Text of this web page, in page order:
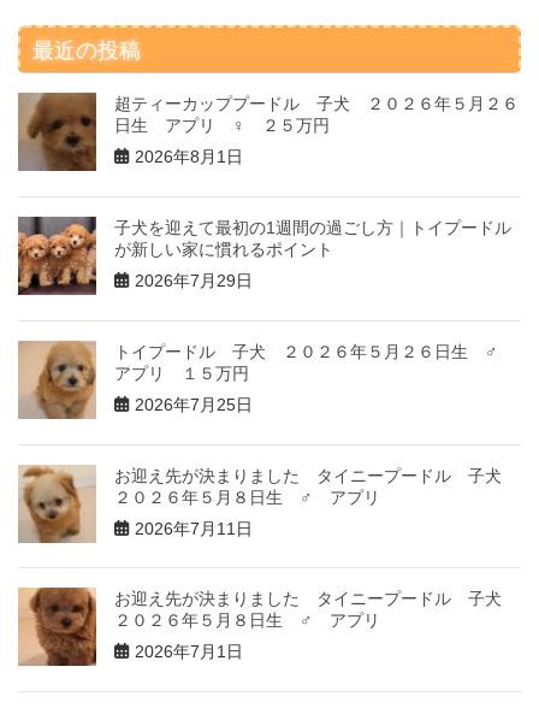
最近の投稿
超ティーカッププードル 子犬 ２０２６年５月２６
日生 アプリ ♀ ２５万円
2026年8月1日
子犬を迎えて最初の1週間の過ごし方｜トイプードル
が新しい家に慣れるポイント
2026年7月29日
トイプードル 子犬 ２０２６年５月２６日生 ♂
アプリ １５万円
2026年7月25日
お迎え先が決まりました タイニープードル 子犬
２０２６年５月８日生 ♂ アプリ
2026年7月11日
お迎え先が決まりました タイニープードル 子犬
２０２６年５月８日生 ♂ アプリ
2026年7月1日